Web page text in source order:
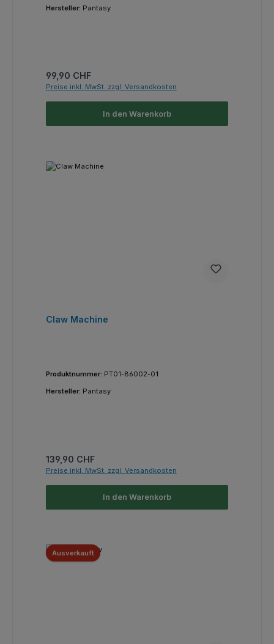
Hersteller: Pantasy
Regulärer Preis:
99,90 CHF
Preise inkl. MwSt. zzgl. Versandkosten
In den Warenkorb
Claw Machine
Produktnummer: PT01-86002-01
Hersteller: Pantasy
Regulärer Preis:
139,90 CHF
Preise inkl. MwSt. zzgl. Versandkosten
In den Warenkorb
Ausverkauft